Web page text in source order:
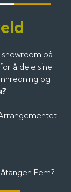
på
å dele sine
og
Fem?